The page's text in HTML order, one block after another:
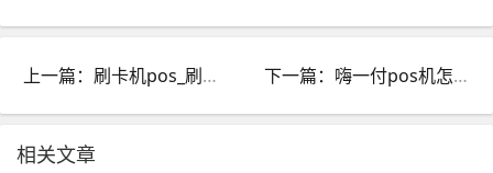
上一篇：刷卡机pos_刷卡机pos手续费 下一篇：嗨一付pos机怎么绑定_嗨一付POS机
相关文章